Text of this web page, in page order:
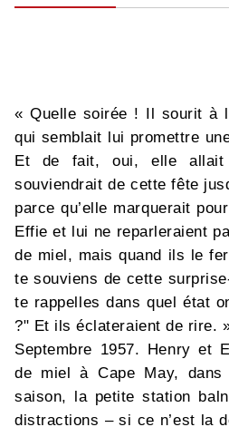
« Quelle soirée ! Il sourit à
qui semblait lui promettre
Et de fait, oui, elle
souviendrait de cette fête
parce qu’elle marquerait
Effie et lui ne reparleraient
de miel, mais quand ils le
te souviens de cette
te rappelles dans quel état
?" Et ils éclateraient de rire.
Septembre 1957. Henry et
de miel à Cape May,
saison, la petite station
distractions – si ce n’est la